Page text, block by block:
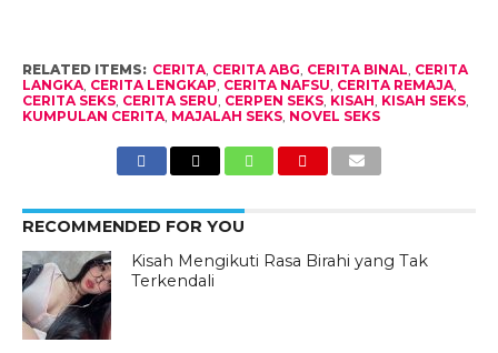
RELATED ITEMS: CERITA, CERITA ABG CERITA BINAL CERITA
LANGKA, CERITA LENGKAP CERITA NAFSU CERITA REMAJA,
CERITA SEKS, CERITA SERU CERPEN SEKS, KISAH KISAH SEKS,
KUMPULAN CERITA, MAJALAH SEKS, NOVEL SEKS
RECOMMENDED FOR YOU
Kisah Mengikuti Rasa Birahi yang Tak
Terkendali